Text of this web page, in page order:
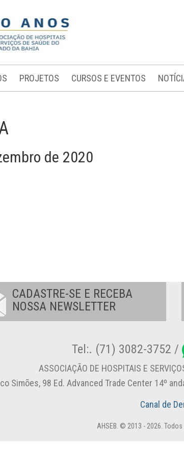
PROJETOS CURSOS E EVENTOS
de 2020
CADASTRE-SE E RECEBA
NOSSA NEWSLETTER
Tel:. (71) 3082-3752 /
ASSOCIAÇÃO DE HOSPITAIS E
Simões, 98 Ed. Advanced Trade Center 14º
Canal de
AHSEB. © 2013 - 2026.